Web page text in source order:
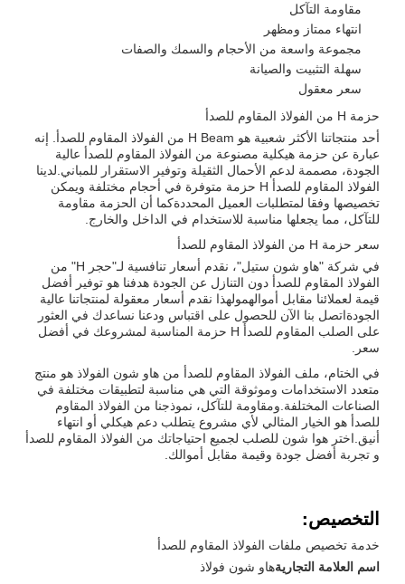
مقاومة التآكل
انتهاء ممتاز ومظهر
مجموعة واسعة من الأحجام والسمك والصفات
سهلة التثبيت والصيانة
سعر معقول
حزمة H من الفولاذ المقاوم للصدأ
أحد منتجاتنا الأكثر شعبية هو H Beam من الفولاذ المقاوم للصدأ. إنه
عبارة عن حزمة هيكلية مصنوعة من الفولاذ المقاوم للصدأ عالية
الجودة، مصممة لدعم الأحمال الثقيلة وتوفير الاستقرار للمباني.لدينا
الفولاذ المقاوم للصدأ H حزمة متوفرة في أحجام مختلفة ويمكن
تخصيصها وفقا لمتطلبات العميل المحددةكما أن الحزمة مقاومة
للتآكل، مما يجعلها مناسبة للاستخدام في الداخل والخارج.
سعر حزمة H من الفولاذ المقاوم للصدأ
في شركة "هاو شون ستيل"، نقدم أسعار تنافسية لـ"حجر H" من
الفولاذ المقاوم للصدأ دون التنازل عن الجودة هدفنا هو توفير أفضل
قيمة لعملائنا مقابل أموالهمولهذا نقدم أسعار معقولة لمنتجاتنا عالية
الجودةاتصل بنا الآن للحصول على اقتباس ودعنا نساعدك في العثور
على الصلب المقاوم للصدأ H حزمة المناسبة لمشروعك في أفضل
سعر.
في الختام، ملف الفولاذ المقاوم للصدأ من هاو شون الفولاذ هو منتج
متعدد الاستخدامات وموثوقة التي هي مناسبة لتطبيقات مختلفة في
الصناعات المختلفة.ومقاومة للتآكل، نموذجنا من الفولاذ المقاوم
للصدأ هو الخيار المثالي لأي مشروع يتطلب دعم هيكلي أو انتهاء
أنيق.اختر هوا شون للصلب لجميع احتياجاتك من الفولاذ المقاوم للصدأ
و تجربة أفضل جودة وقيمة مقابل أموالك.
التخصيص:
خدمة تخصيص ملفات الفولاذ المقاوم للصدأ
اسم العلامة التجاريةهاو شون فولاذ